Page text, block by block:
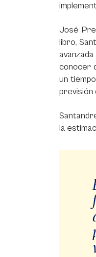
José
libro,
conocer
un
previsión
la